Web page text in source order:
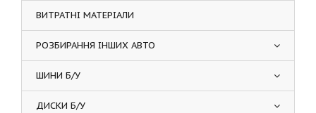
ВИТРАТНІ МАТЕРІАЛИ
РОЗБИРАННЯ ІНШИХ АВТО
ШИНИ Б/У
ДИСКИ Б/У